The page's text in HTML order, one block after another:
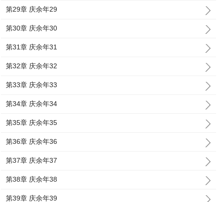
第29章 庆余年29
第30章 庆余年30
第31章 庆余年31
第32章 庆余年32
第33章 庆余年33
第34章 庆余年34
第35章 庆余年35
第36章 庆余年36
第37章 庆余年37
第38章 庆余年38
第39章 庆余年39